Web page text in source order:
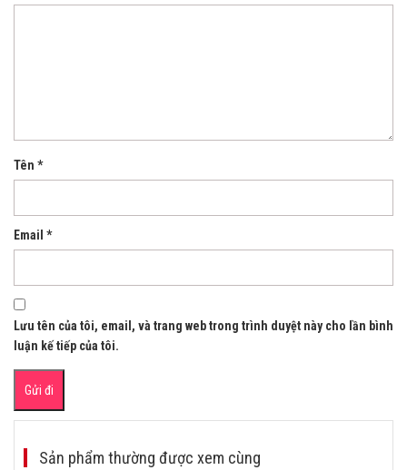
Tên *
Email *
Lưu tên của tôi, email, và trang web trong trình duyệt này cho lần bình
luận kế tiếp của tôi.
Sản phẩm thường được xem cùng